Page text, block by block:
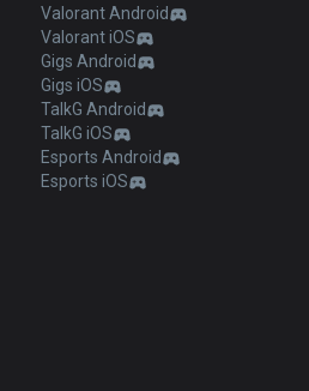
Valorant Android
Valorant iOS
Gigs Android
Gigs iOS
TalkG Android
TalkG iOS
Esports Android
Esports iOS